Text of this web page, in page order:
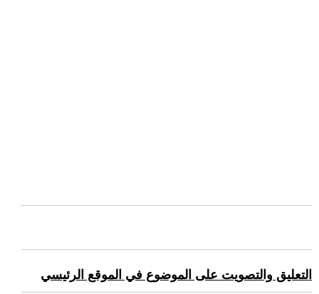
التعليق والتصويت على الموضوع في الموقع الرئيسي